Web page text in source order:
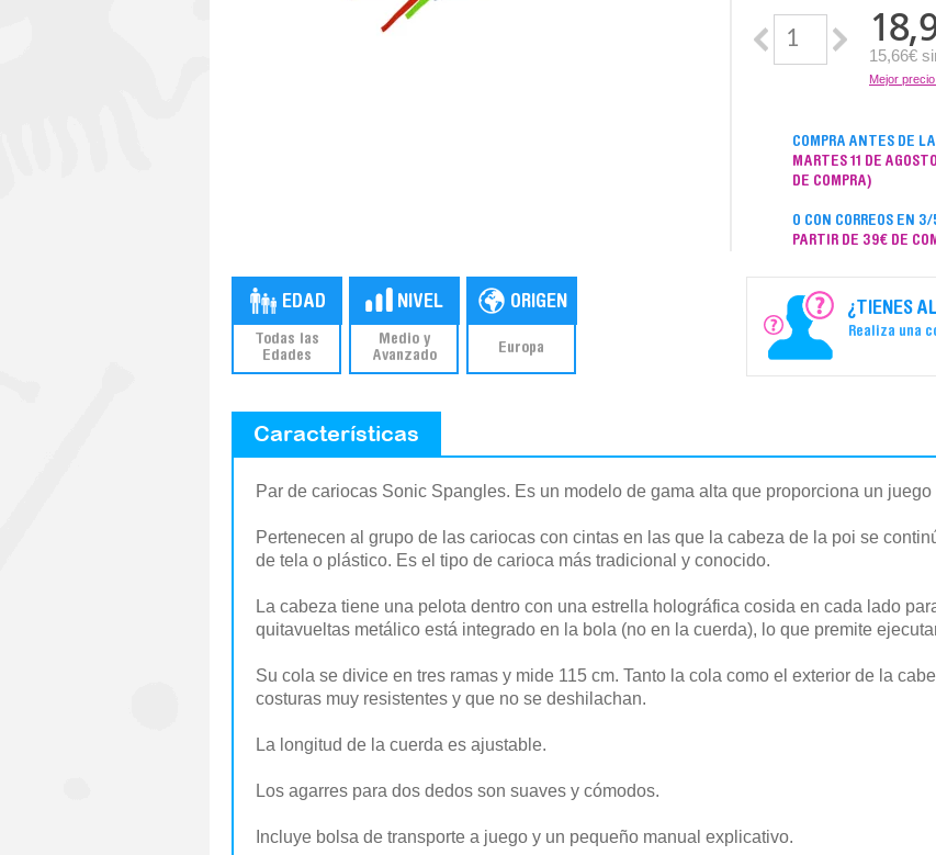
15,66€
Mejor
COMPRA ANTES DE
MARTES 11 DE AGOSTO
DE COMPRA)
O CON CORREOS EN
PARTIR DE 39€ DE
Todas las
Edades
Medio y
Avanzado
Europa
¿TIENES
Realiza una
Características
Par de cariocas Sonic Spangles. Es un modelo de gama alta que proporciona un
Pertenecen al grupo de las cariocas con cintas en las que la cabeza de la poi se
de tela o plástico. Es el tipo de carioca más tradicional y conocido.
La cabeza tiene una pelota dentro con una estrella holográfica cosida en cada lado
quitavueltas metálico está integrado en la bola (no en la cuerda), lo que premite
Su cola se divice en tres ramas y mide 115 cm. Tanto la cola como el exterior de la
costuras muy resistentes y que no se deshilachan.
La longitud de la cuerda es ajustable.
Los agarres para dos dedos son suaves y cómodos.
Incluye bolsa de transporte a juego y un pequeño manual explicativo.